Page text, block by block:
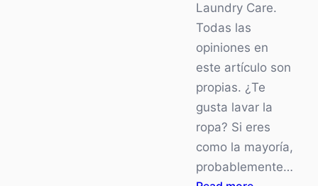
Laundry Care.
Todas las
opiniones en
este artículo son
propias. ¿Te
gusta lavar la
ropa? Si eres
como la mayoría,
probablemente…